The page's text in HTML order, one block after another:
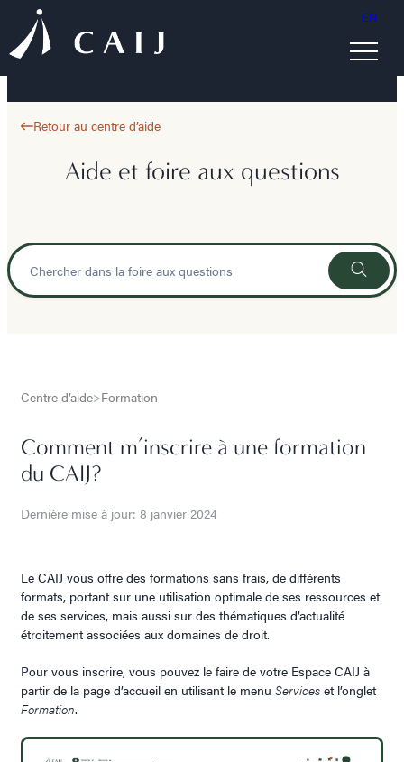
EN
Retour au centre d’aide
Aide et foire aux questions
Centre d’aide>Formation
Comment m’inscrire à une formation
du CAIJ?
Dernière mise à jour: 8 janvier 2024
Le CAIJ vous offre des formations sans frais, de différents
formats, portant sur une utilisation optimale de ses ressources et
de ses services, mais aussi sur des thématiques d’actualité
étroitement associées aux domaines de droit.
Pour vous inscrire, vous pouvez le faire de votre Espace CAIJ à
partir de la page d’accueil en utilisant le menu Services et l’onglet
Formation.